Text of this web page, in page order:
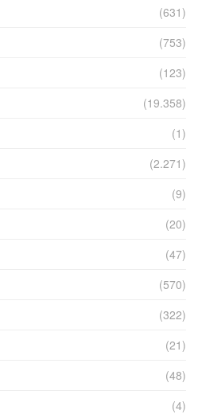
(631)
(753)
(123)
(19.358)
(1)
(2.271)
(9)
(20)
(47)
(570)
(322)
(21)
(48)
(4)